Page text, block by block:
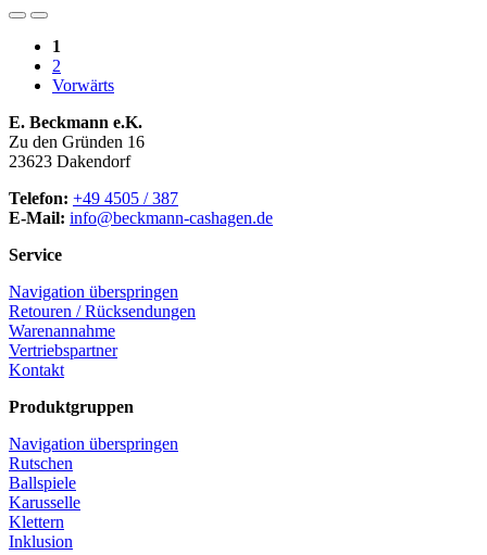
1
2
Vorwärts
E. Beckmann e.K.
Zu den Gründen 16
23623 Dakendorf
Telefon: +49 4505 / 387
E-Mail: info@beckmann-cashagen.de
Service
Navigation überspringen
Retouren / Rücksendungen
Warenannahme
Vertriebspartner
Kontakt
Produktgruppen
Navigation überspringen
Rutschen
Ballspiele
Karusselle
Klettern
Inklusion